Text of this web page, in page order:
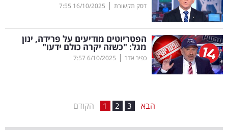
תרבות
ופנאי
תיירות
המילון
דסק תקשורת |
16/10/2025
7:55
הפטריוטים מודיעים על פרידה, ינון
מגל: "כשזה יקרה כולם ידעו"
כפיר אדר |
6/10/2025
7:57
הקודם 1 2 3 הבא